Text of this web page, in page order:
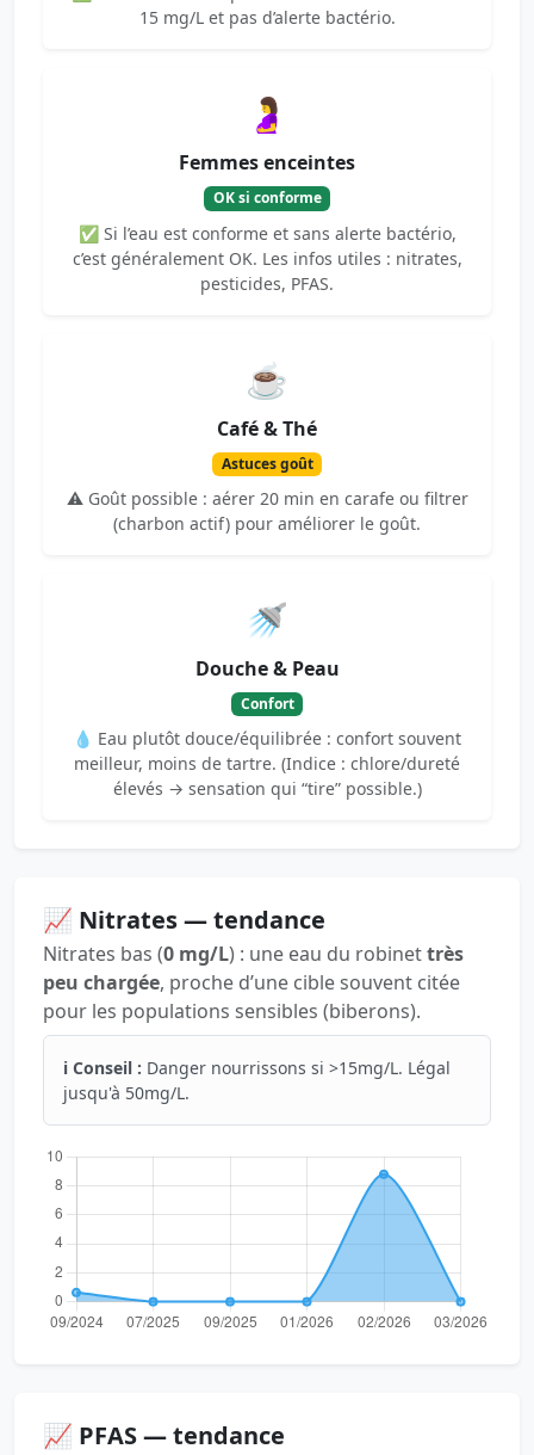
15 mg/L et pas d’alerte bactério.
🤰
Femmes enceintes
OK si conforme
✅ Si l’eau est conforme et sans alerte bactério,
c’est généralement OK. Les infos utiles : nitrates,
pesticides, PFAS.
☕
Café & Thé
Astuces goût
⚠️ Goût possible : aérer 20 min en carafe ou filtrer
(charbon actif) pour améliorer le goût.
🚿
Douche & Peau
Confort
💧 Eau plutôt douce/équilibrée : confort souvent
meilleur, moins de tartre. (Indice : chlore/dureté
élevés → sensation qui “tire” possible.)
📈 Nitrates — tendance
Nitrates bas (0 mg/L) : une eau du robinettrès
peu chargée, proche d’une cible souvent citée
pour les populations sensibles (biberons).
ℹ️ Conseil : Danger nourrissons si >15mg/L. Légal
jusqu'à 50mg/L.
📈 PFAS — tendance